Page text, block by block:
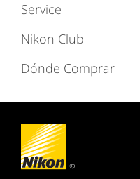
Service
Nikon Club
Dónde Comprar